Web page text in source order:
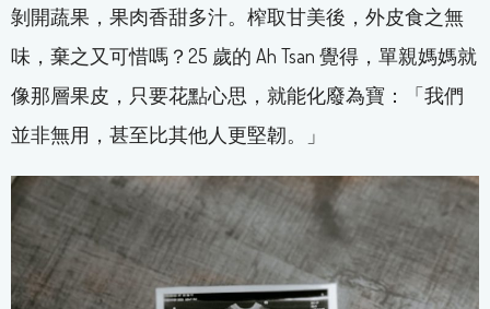
剝開蔬果，果肉香甜多汁。榨取甘美後，外皮食之無
味，棄之又可惜嗎？25 歲的 Ah Tsan 覺得，單親媽媽就
像那層果皮，只要花點心思，就能化廢為寶：「我們
並非無用，甚至比其他人更堅韌。」